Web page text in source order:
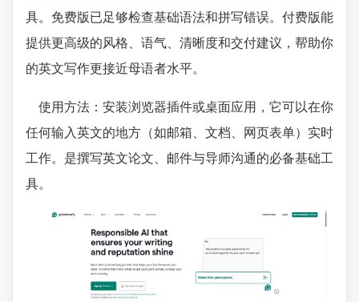
具。免费版已足够检查基础语法和拼写错误。付费版能
提供更高级的风格、语气、清晰度和交付建议，帮助你
的英文写作更接近母语者水平。
使用方法：安装浏览器插件或桌面应用，它可以在你
任何输入英文的地方（如邮箱、文档、网页表单）实时
工作。是撰写英文论文、邮件与导师沟通的必备基础工
具。